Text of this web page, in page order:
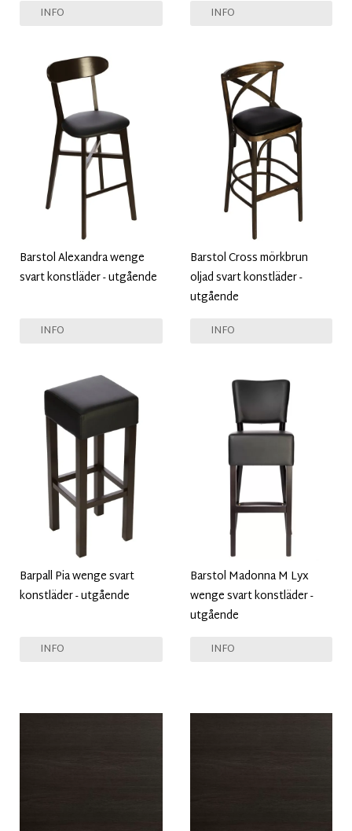
INFO INFO
Barstol Alexandra wenge
svart konstläder - utgående
INFO
Barstol Cross mörkbrun
oljad svart konstläder -
utgående
INFO
Barpall Pia wenge svart
konstläder - utgående
INFO
Barstol Madonna M Lyx
wenge svart konstläder -
utgående
INFO